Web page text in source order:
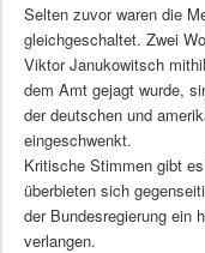
Selten zuvor waren die
gleichgeschaltet. Zwei
Viktor Janukowitsch
dem Amt gejagt wurde,
der deutschen und
eingeschwenkt.
Kritische Stimmen gibt
überbieten sich
der Bundesregierung ein
verlangen.